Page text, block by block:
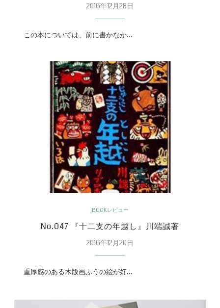
2016年12月28日
この本については、前に書かなか…
BOOKレビュー
No.047 『十二支の年越し』川端誠著
2016年12月20日
重厚感のある木版画ふうの絵が好…